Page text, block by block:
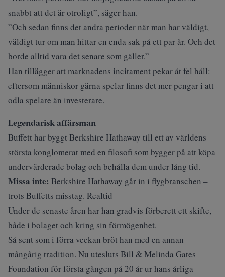
snabbt att det är otroligt”, säger han.
”Och sedan finns det andra perioder när man har väldigt,
väldigt tur om man hittar en enda sak på ett par år. Och det
borde alltid vara det senare som gäller.”
Han tillägger att marknadens incitament pekar åt fel håll:
eftersom människor gärna spelar finns det mer pengar i att
odla spelare än investerare.
Legendarisk affärsman
Buffett har byggt Berkshire Hathaway till ett av världens
största konglomerat med en filosofi som bygger på att köpa
undervärderade bolag och behålla dem under lång tid.
Missa inte: Berkshire Hathaway går in i flygbranschen –
trots Buffetts misstag. Realtid
Under de senaste åren har han gradvis förberett ett skifte,
både i bolaget och kring sin förmögenhet.
Så sent som i förra veckan bröt han med en annan
mångårig tradition. Nu utesluts Bill & Melinda Gates
Foundation för första gången på 20 år ur hans årliga